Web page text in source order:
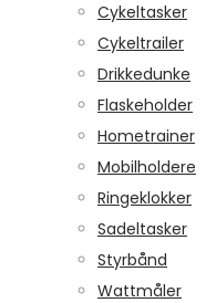
Cykeltasker
Cykeltrailer
Drikkedunke
Flaskeholder
Hometrainer
Mobilholdere
Ringeklokker
Sadeltasker
Styrbånd
Wattmåler